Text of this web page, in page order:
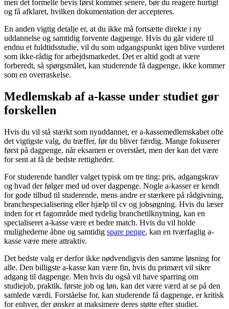
men det formelle bevis først kommer senere, bør du reagere hurtigt
og få afklaret, hvilken dokumentation der accepteres.
En anden vigtig detalje er, at du ikke må fortsætte direkte i ny
uddannelse og samtidig forvente dagpenge. Hvis du går videre til
endnu et fuldtidsstudie, vil du som udgangspunkt igen blive vurderet
som ikke-rådig for arbejdsmarkedet. Det er altid godt at være
forberedt, så spørgsmålet, kan studerende få dagpenge, ikke kommer
som en overraskelse.
Medlemskab af a-kasse under studiet gør
forskellen
Hvis du vil stå stærkt som nyuddannet, er a-kassemedlemskabet ofte
det vigtigste valg, du træffer, før du bliver færdig. Mange fokuserer
først på dagpenge, når eksamen er overstået, men der kan det være
for sent at få de bedste rettigheder.
For studerende handler valget typisk om tre ting: pris, adgangskrav
og hvad der følger med ud over dagpenge. Nogle a-kasser er kendt
for gode tilbud til studerende, mens andre er stærkere på rådgivning,
branchespecialisering eller hjælp til cv og jobsøgning. Hvis du læser
inden for et fagområde med tydelig branchetilknytning, kan en
specialiseret a-kasse være et bedre match. Hvis du vil holde
mulighederne åbne og samtidig spare penge, kan en tværfaglig a-
kasse være mere attraktiv.
Det bedste valg er derfor ikke nødvendigvis den samme løsning for
alle. Den billigste a-kasse kan være fin, hvis du primært vil sikre
adgang til dagpenge. Men hvis du også vil have sparring om
studiejob, praktik, første job og løn, kan det være værd at se på den
samlede værdi. Forståelse for, kan studerende få dagpenge, er kritisk
for enhver, der ønsker at maksimere deres støtte efter studiet.